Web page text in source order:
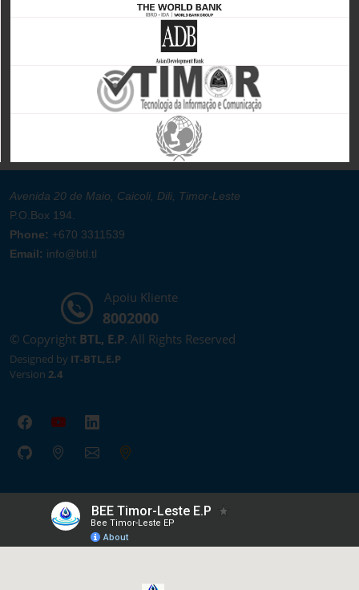
Avenida 20 de Maio, Caicoli, Dili, Timor-Leste
P.O.Box 194.
Phone: +670 3311539
Email: info@btl.tl
Apoiu Kliente
8002000
© Copyright BTL, E.P. All Rights Reserved
Designed by IT-BTL,E.P
Version 2.4